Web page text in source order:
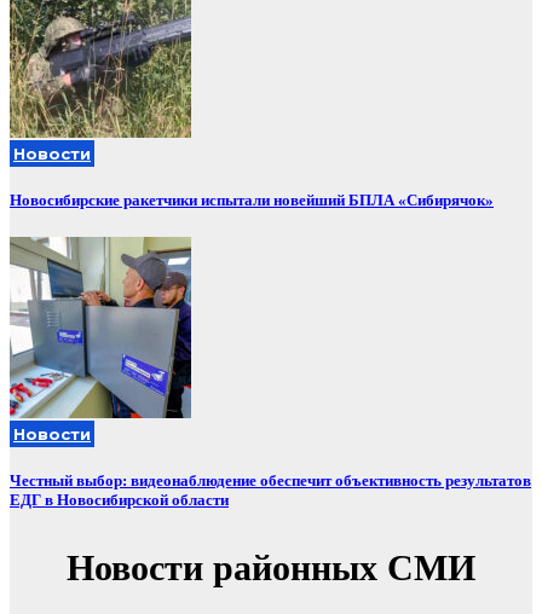
Новости
Новосибирские ракетчики испытали новейший БПЛА «Сибирячок»
Новости
Честный выбор: видеонаблюдение обеспечит объективность результатов
ЕДГ в Новосибирской области